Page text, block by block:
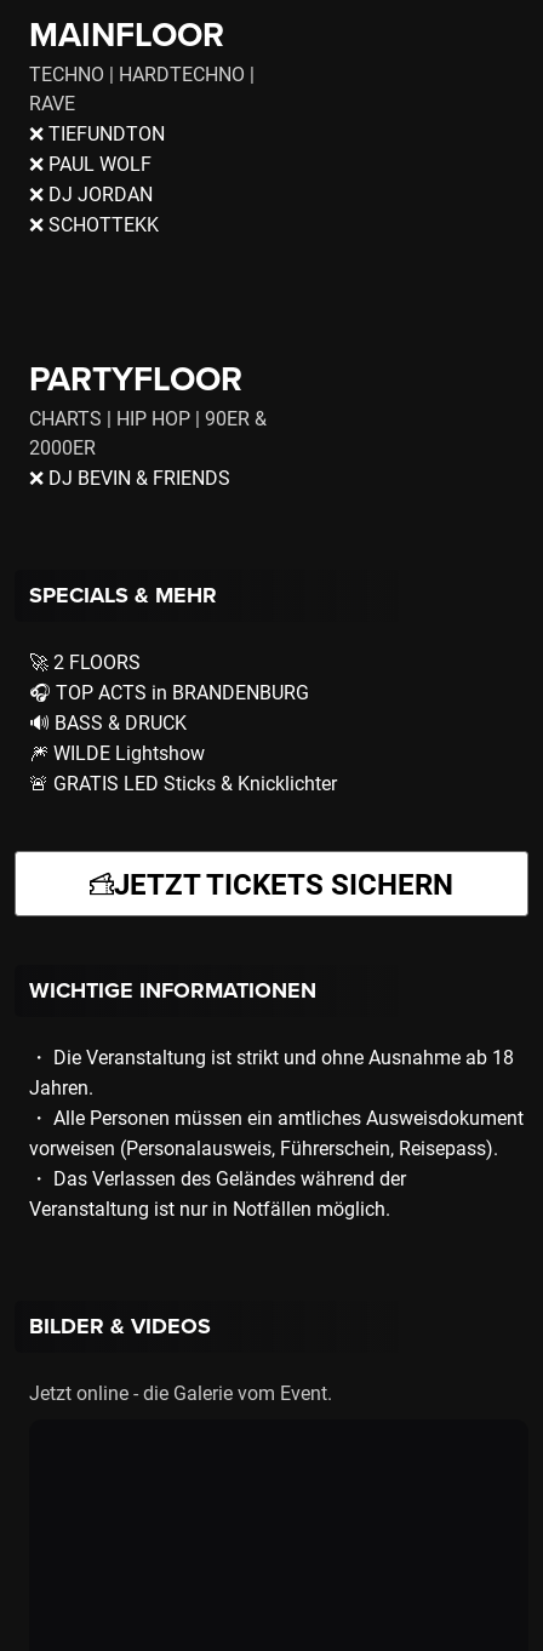
MAINFLOOR
TECHNO | HARDTECHNO |
RAVE
❌ TIEFUNDTON
❌ PAUL WOLF
❌ DJ JORDAN
❌ SCHOTTEKK
PARTYFLOOR
CHARTS | HIP HOP | 90ER &
2000ER
❌ DJ BEVIN & FRIENDS
SPECIALS & MEHR
🚀 2 FLOORS
🎧 TOP ACTS in BRANDENBURG
🔊 BASS & DRUCK
🎆 WILDE Lightshow
🚨 GRATIS LED Sticks & Knicklichter
JETZT TICKETS SICHERN
WICHTIGE INFORMATIONEN
・ Die Veranstaltung ist strikt und ohne Ausnahme ab 18
Jahren.
・ Alle Personen müssen ein amtliches Ausweisdokument
vorweisen (Personalausweis, Führerschein, Reisepass).
・ Das Verlassen des Geländes während der
Veranstaltung ist nur in Notfällen möglich.
BILDER & VIDEOS
Jetzt online - die Galerie vom Event.